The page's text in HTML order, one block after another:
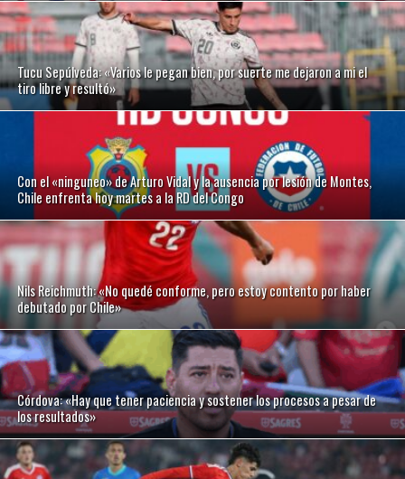
Tucu Sepúlveda: «Varios le pegan bien, por suerte me dejaron a mi el
tiro libre y resultó»
Con el «ninguneo» de Arturo Vidal y la ausencia por lesión de Montes,
Chile enfrenta hoy martes a la RD del Congo
Nils Reichmuth: «No quedé conforme, pero estoy contento por haber
debutado por Chile»
Córdova: «Hay que tener paciencia y sostener los procesos a pesar de
los resultados»